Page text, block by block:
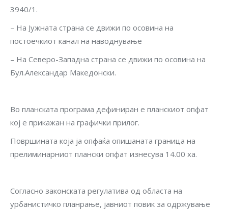
3940/1.
– На Јужната страна се движи по осовина на
постоечкиот канал на наводнување
– На Северо-Западна страна се движи по осовина на
Бул.Александар Македонски.
Во планската програма дефиниран е планскиот опфат
кој е прикажан на графички прилог.
Површината која ја опфаќа опишаната граница на
прелиминарниот плански опфат изнесува 14.00 ха.
Согласно законската регулатива од областа на
урбанистичко планрање, јавниот повик за одржување